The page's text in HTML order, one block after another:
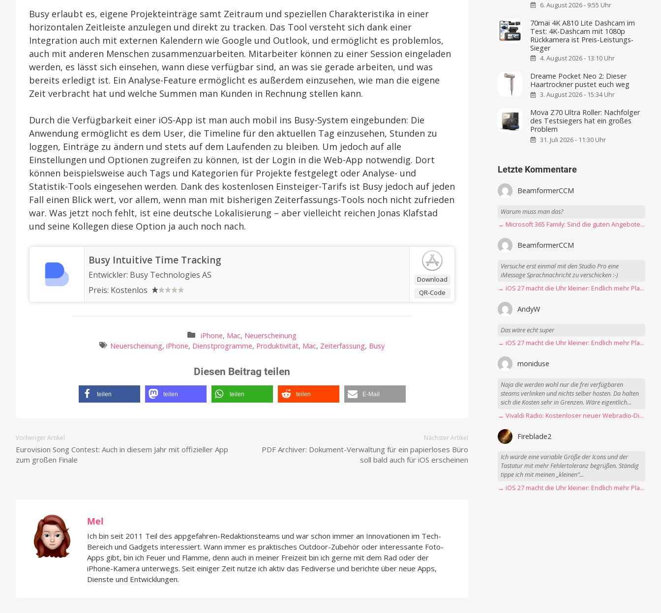
Busy erlaubt es, eigene Projekteinträge samt Zeitraum und speziellen Charakteristika in einer
horizontalen Zeitleiste anzulegen und direkt zu tracken. Das Tool versteht sich dank einer
Integration auch mit externen Kalendern wie Google und Outlook, und ermöglicht es problemlos,
auch mit anderen Menschen zusammenzuarbeiten. Mitarbeiter können zu einer Session eingeladen
werden, es lässt sich einsehen, wann diese verfügbar sind, an was sie gerade arbeiten, und was
bereits erledigt ist. Ein Analyse-Feature ermöglicht es außerdem einzusehen, wie man die eigene
Zeit verbracht hat und welche Summen man Kunden in Rechnung stellen kann.
Durch die Verfügbarkeit einer iOS-App ist man auch mobil ins Busy-System eingebunden: Die
Anwendung ermöglicht es dem User, die Timeline für den aktuellen Tag einzusehen, Stunden zu
loggen, Einträge zu ändern und stets auf dem Laufenden zu bleiben. Um jedoch auf alle
Einstellungen und Optionen zugreifen zu können, ist der Login in die Web-App notwendig. Dort
können beispielsweise auch Tags und Kategorien für Projekte festgelegt oder Analyse- und
Statistik-Tools eingesehen werden. Dank des kostenlosen Einsteiger-Tarifs ist Busy jedoch auf jeden
Fall einen Blick wert, vor allem, wenn man mit bisherigen Zeiterfassungs-Tools noch nicht zufrieden
war. Was jetzt noch fehlt, ist eine deutsche Lokalisierung – aber vielleicht reichen Jonas Klafstad
und seine Kollegen diese Option ja auch noch nach.
Download
QR-Code
‎Busy Intuitive Time Tracking
Entwickler: Busy Technologies AS
Preis: Kostenlos
iPhone, Mac, Neuerscheinung
Neuerscheinung, iPhone, Dienstprogramme, Produktivität, Mac, Zeiterfassung, Busy
Diesen Beitrag teilen
teilen teilen teilen teilen E-Mail
Vorheriger Artikel
Eurovision Song Contest: Auch in diesem Jahr mit offizieller App
zum großen Finale
Nächster Artikel
PDF Archiver: Dokument-Verwaltung für ein papierloses Büro
soll bald auch für iOS erscheinen
Mel
Ich bin seit 2011 Teil des appgefahren-Redaktionsteams und war schon immer an Innovationen im Tech-
Bereich und Gadgets interessiert. Wann immer es praktisches Outdoor-Zubehör oder interessante Foto-
Apps gibt, bin ich Feuer und Flamme, denn auch in meiner Freizeit bin ich gerne mit dem Rad oder der
iPhone-Kamera unterwegs. Seit einiger Zeit nutze ich aktiv das Fediverse und berichte über neue Apps,
Dienste und Entwicklungen.
6. August 2026 - 9:55 Uhr
70mai 4K A810 Lite Dashcam im
Test: 4K-Dashcam mit 1080p
Rückkamera ist Preis-Leistungs-
Sieger
4. August 2026 - 13:10 Uhr
Dreame Pocket Neo 2: Dieser
Haartrockner pustet euch weg
3. August 2026 - 15:34 Uhr
Mova Z70 Ultra Roller: Nachfolger
des Testsiegers hat ein großes
Problem
31. Juli 2026 - 11:30 Uhr
Letzte Kommentare
BeamformerCCM
Warum muss man das?
→ Microsoft 365 Family: Sind die guten Angebote vorbei?
BeamformerCCM
Versuche erst einmal mit den Studio Pro eine
iMessage Sprachnachricht zu verschicken :-)
→ iOS 27 macht die Uhr kleiner: Endlich mehr Platz fürs Hintergrundbild
AndyW
Das wäre echt super
→ iOS 27 macht die Uhr kleiner: Endlich mehr Platz fürs Hintergrundbild
moniduse
Naja die werden wohl nur die frei verfügbaren
steams verlinken und nichts selber hosten. Da halten
sich die Kosten sehr in Grenzen. Wäre eigentlich...
→ Vivaldi Radio: Kostenloser neuer Webradio-Dienst mit Fokus auf Datenschutz
Fireblade2
Ich würde eine variable Größe der Icons und der
Tastatur mit mehr Fehlertoleranz begrüßen. Ständig
tippe ich mit meinen „kleinen“...
→ iOS 27 macht die Uhr kleiner: Endlich mehr Platz fürs Hintergrundbild